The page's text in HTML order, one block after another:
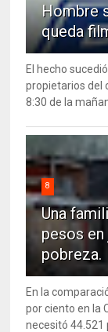
Hombre
queda
El hecho
propietarios del
8:30 de la
8
Una
pesos
pobreza.
En la
por ciento en la
necesitó 44.521